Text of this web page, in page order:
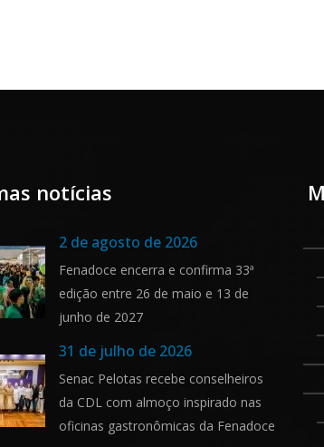
notícias
2 de agosto de 2026
Fenadoce encerra e confirma 33ª
edição entre 26 de maio e 13 de
junho de 2027
31 de julho de 2026
Senac Pelotas recebe conselheiros
da CDL com almoço inspirado nas
oficinas gastronômicas da Fenadoce